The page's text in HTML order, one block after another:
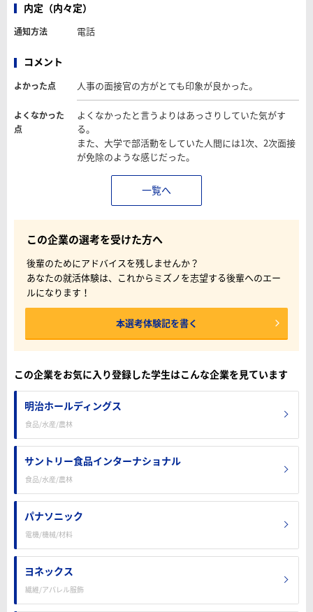
内定（内々定）
通知方法 電話
コメント
よかった点 人事の面接官の方がとても印象が良かった。
よくなかった
点
よくなかったと言うよりはあっさりしていた気がす
る。
また、大学で部活動をしていた人間には1次、2次面接
が免除のような感じだった。
一覧へ
この企業の選考を受けた方へ
後輩のためにアドバイスを残しませんか？
あなたの就活体験は、これからミズノを志望する後輩へのエー
ルになります！
本選考体験記を書く
この企業をお気に入り登録した学生はこんな企業を見ています
明治ホールディングス
食品/水産/農林
サントリー食品インターナショナル
食品/水産/農林
パナソニック
電機/機械/材料
ヨネックス
繊維/アパレル服飾